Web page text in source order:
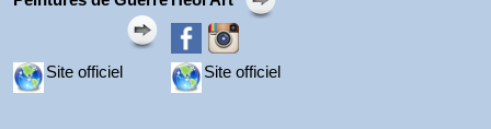
Site officiel Site officiel